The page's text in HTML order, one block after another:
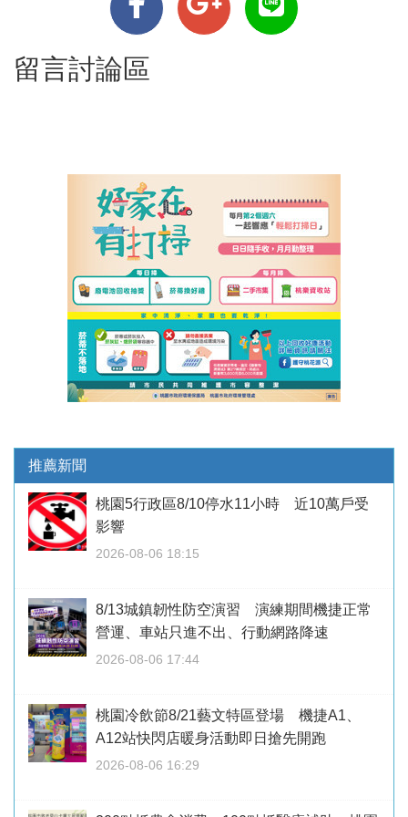
留言討論區
推薦新聞
桃園5行政區8/10停水11小時 近10萬戶受
影響
2026-08-06 18:15
8/13城鎮韌性防空演習 演練期間機捷正常
營運、車站只進不出、行動網路降速
2026-08-06 17:44
桃園冷飲節8/21藝文特區登場 機捷A1、
A12站快閃店暖身活動即日搶先開跑
2026-08-06 16:29